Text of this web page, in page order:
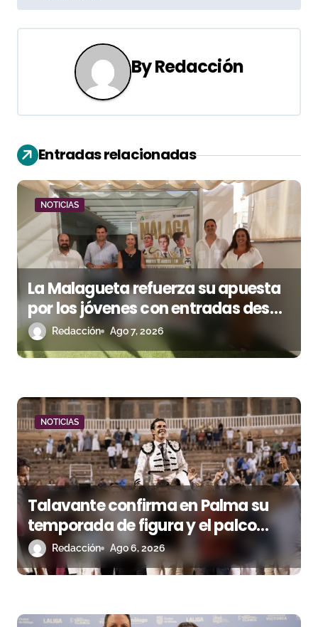
e
c
i
ó
n
d
e
e
n
t
a
d
a
s
ByRedacción
Entradas relacionadas
NOTICIAS
La Malagueta refuerza su apuesta
por los jóvenes con entradas desde
un euro
Redacción Ago 7, 2026
NOTICIAS
Talavante confirma en Palma su
temporada de figura y el palco
niega el premio a Roca Rey
Redacción Ago 6, 2026